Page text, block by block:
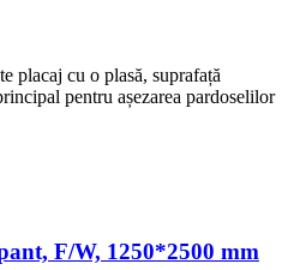
placaj cu o plasă, suprafață
pentru așezarea pardoselilor
F/W, 1250*2500 mm